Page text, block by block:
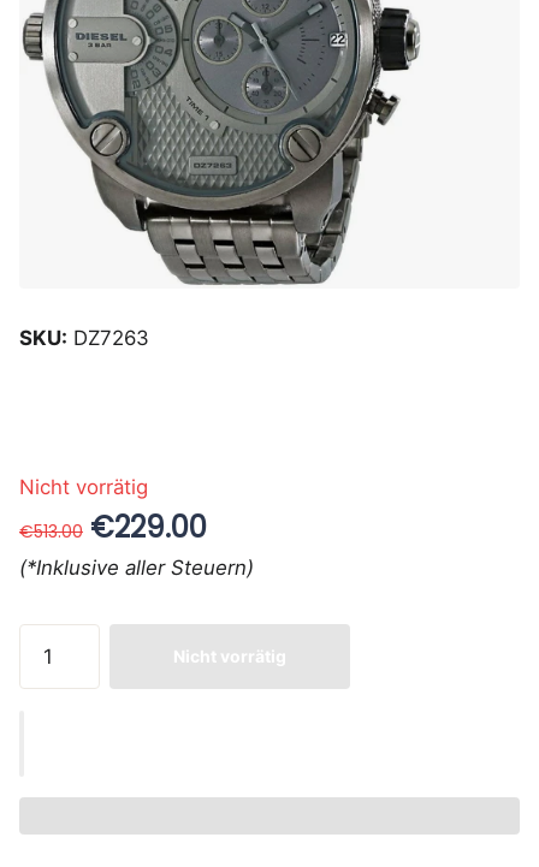
SKU: DZ7263
Nicht vorrätig
€513.00 €229.00
(*Inklusive aller Steuern)
Nicht vorrätig